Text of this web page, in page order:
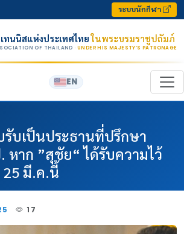
ระบบนักกีฬา
ทนนิสแห่งประเทศไทยในพระบรมราชูปถัมภ์
OF THAILAND · UNDER HIS MAJESTY’S PATRONAGE
EN
บเป็นประธานที่ปรึกษา
หาก ”สุชัย“ ได้รับความไว้
25 มี.ค.นี้
17